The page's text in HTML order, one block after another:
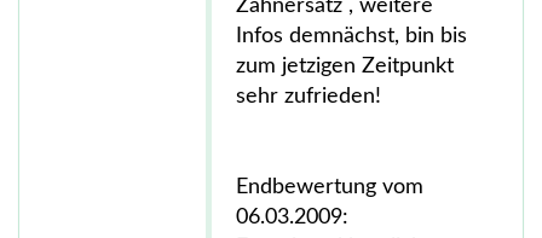
Zahnersatz , weitere
Infos demnächst, bin bis
zum jetzigen Zeitpunkt
sehr zufrieden!
Endbewertung vom
06.03.2009: